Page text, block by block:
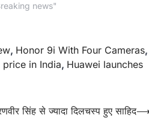
news"
, Honor 9i With Four Cameras,
in India, Huawei launches
सिंह से ज्यादा दिलचस्प हुए साहिद